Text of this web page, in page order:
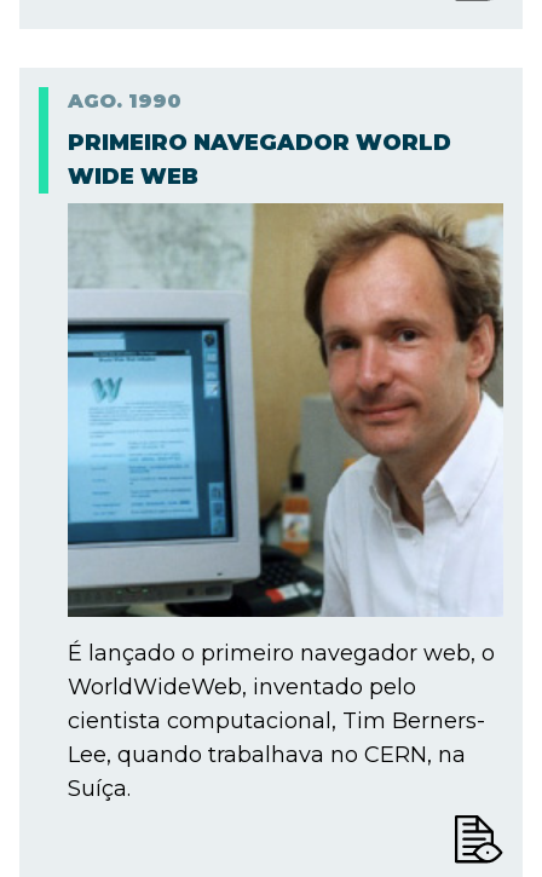
AGO. 1990
PRIMEIRO NAVEGADOR WORLD
WIDE WEB
É lançado o primeiro navegador web, o
WorldWideWeb, inventado pelo
cientista computacional, Tim Berners-
Lee, quando trabalhava no CERN, na
Suíça.